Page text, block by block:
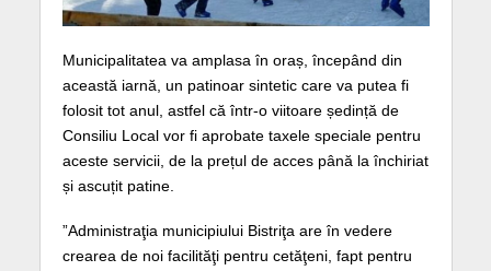
Municipalitatea va amplasa în oraș, începând din
această iarnă, un patinoar sintetic care va putea fi
folosit tot anul, astfel că într-o viitoare ședință de
Consiliu Local vor fi aprobate taxele speciale pentru
aceste servicii, de la prețul de acces până la închiriat
și ascuțit patine.
”Administraţia municipiului Bistriţa are în vedere
crearea de noi facilităţi pentru cetăţeni, fapt pentru